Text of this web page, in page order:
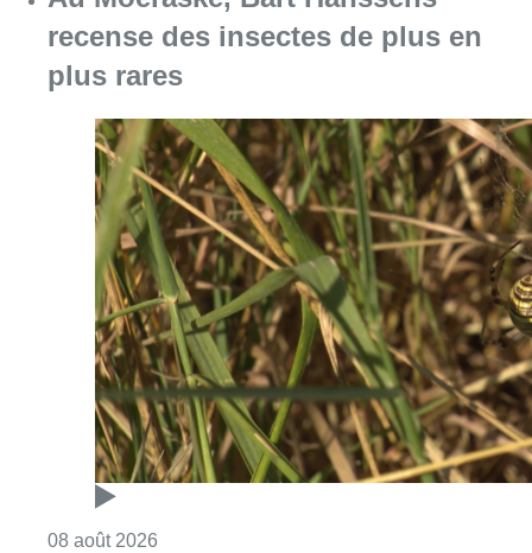
recense des insectes de plus en
plus rares
08 août 2026